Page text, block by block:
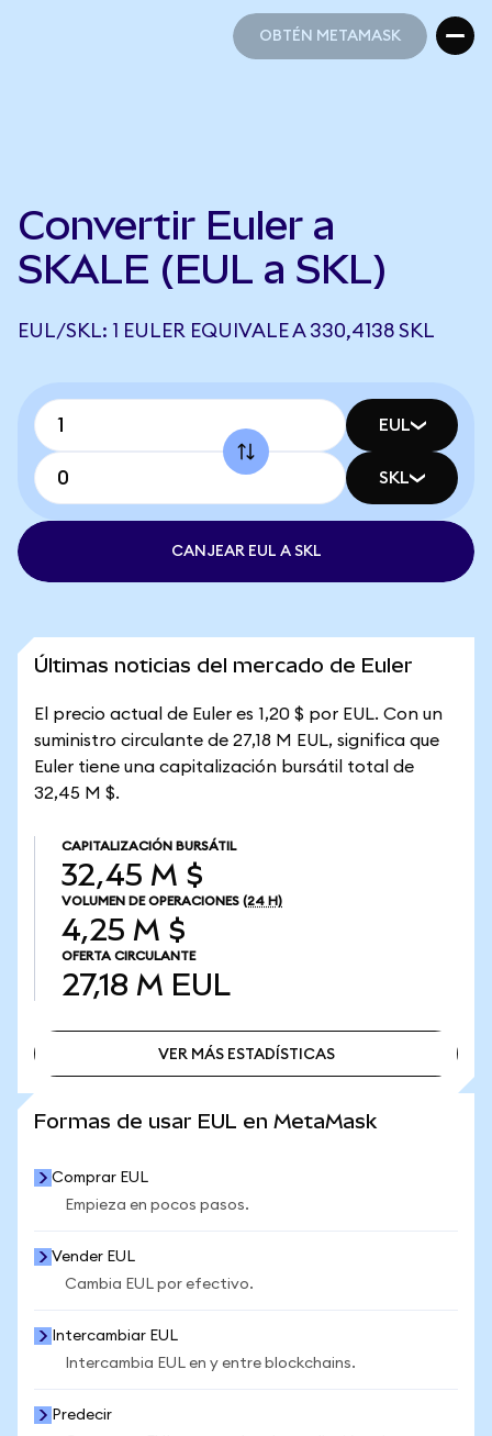
OBTÉN METAMASK
Convertir Euler a
SKALE (EUL a SKL)
EUL/SKL: 1 EULER EQUIVALE A 330,4138 SKL
EUL
SKL
CANJEAR EUL A SKL
Últimas noticias del mercado de Euler
El precio actual de Euler es 1,20 $ por EUL. Con un
suministro circulante de 27,18 M EUL, significa que
Euler tiene una capitalización bursátil total de
32,45 M $.
CAPITALIZACIÓN BURSÁTIL
32,45 M $
VOLUMEN DE OPERACIONES (24 H)
4,25 M $
OFERTA CIRCULANTE
27,18 M EUL
VER MÁS ESTADÍSTICAS
Formas de usar EUL en MetaMask
Comprar EUL
Empieza en pocos pasos.
Vender EUL
Cambia EUL por efectivo.
Intercambiar EUL
Intercambia EUL en y entre blockchains.
Predecir